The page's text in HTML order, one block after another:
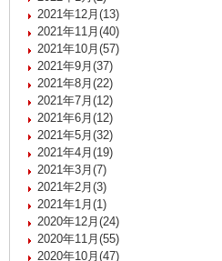
2021年12月(13)
2021年11月(40)
2021年10月(57)
2021年9月(37)
2021年8月(22)
2021年7月(12)
2021年6月(12)
2021年5月(32)
2021年4月(19)
2021年3月(7)
2021年2月(3)
2021年1月(1)
2020年12月(24)
2020年11月(55)
2020年10月(47)